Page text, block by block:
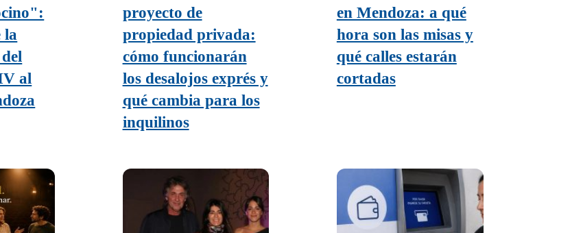
la
al
proyecto de
propiedad privada:
cómo funcionarán
los desalojos exprés y
qué cambia para los
inquilinos
en Mendoza: a qué
hora son las misas y
qué calles estarán
cortadas